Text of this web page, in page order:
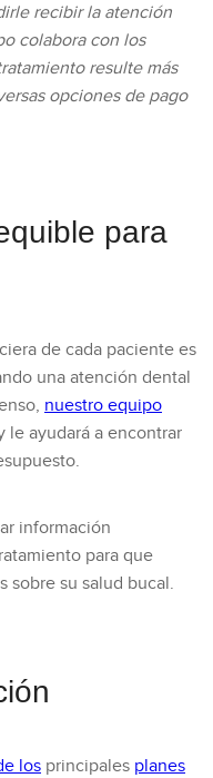
recibir la atención
colabora con los
resulte más
opciones de pago
para
de cada paciente es
una atención dental
nuestro equipo
le ayudará a encontrar
información
para que
sobre su salud bucal.
los principales planes